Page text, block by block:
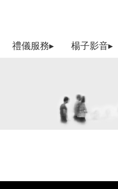
禮儀服務▸ 楊子影音▸